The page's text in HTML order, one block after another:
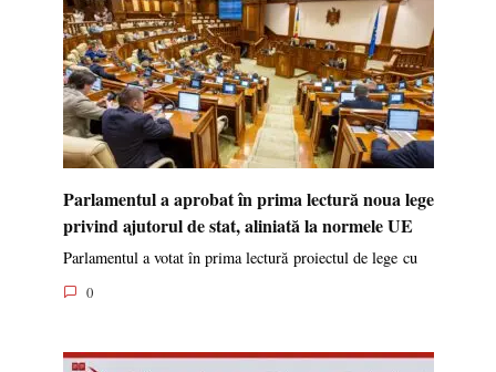
Parlamentul a aprobat în prima lectură noua lege
privind ajutorul de stat, aliniată la normele UE
Parlamentul a votat în prima lectură proiectul de lege cu
0